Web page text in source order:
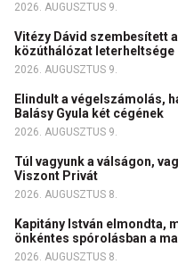
2026. AUGUSZTUS 9.
Vitézy Dávid szembesített
közúthálózat leterheltsége
2026. AUGUSZTUS 9.
Elindult a végelszámolás,
Balásy Gyula két cégének
2026. AUGUSZTUS 9.
Túl vagyunk a válságon,
Viszont Privát
2026. AUGUSZTUS 8.
Kapitány István elmondta,
önkéntes spórolásban a
2026. AUGUSZTUS 8.